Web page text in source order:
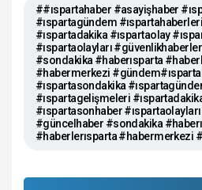
##ıspartahaber #asayişhaber
#ıspartagündem
#ıspartadakika #ıspartaolay
#ıspartaolayları
#sondakika #haberısparta
#habermerkezi
#ıspartasondakika
#ıspartagelişmeleri
#ıspartasonhaber
#güncelhaber #sondakika
#haberlerısparta #habermerkezi